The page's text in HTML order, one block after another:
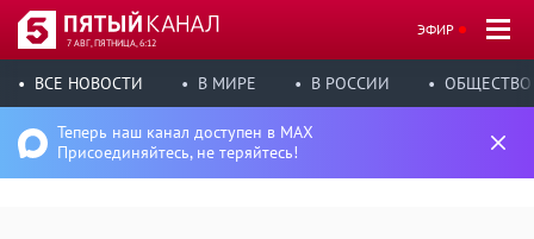
7 АВГ, ПЯТНИЦА, 6:12
ЭФИР
ВСЕ НОВОСТИ В МИРЕ В РОССИИ ОБЩЕСТВО
Теперь наш канал доступен в MAX
Присоединяйтесь, не теряйтесь!